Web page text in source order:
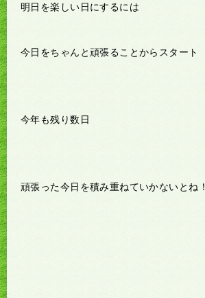
明日を楽しい日にするには
今日をちゃんと頑張ることからスタート
今年も残り数日
頑張った今日を積み重ねていかないとね！